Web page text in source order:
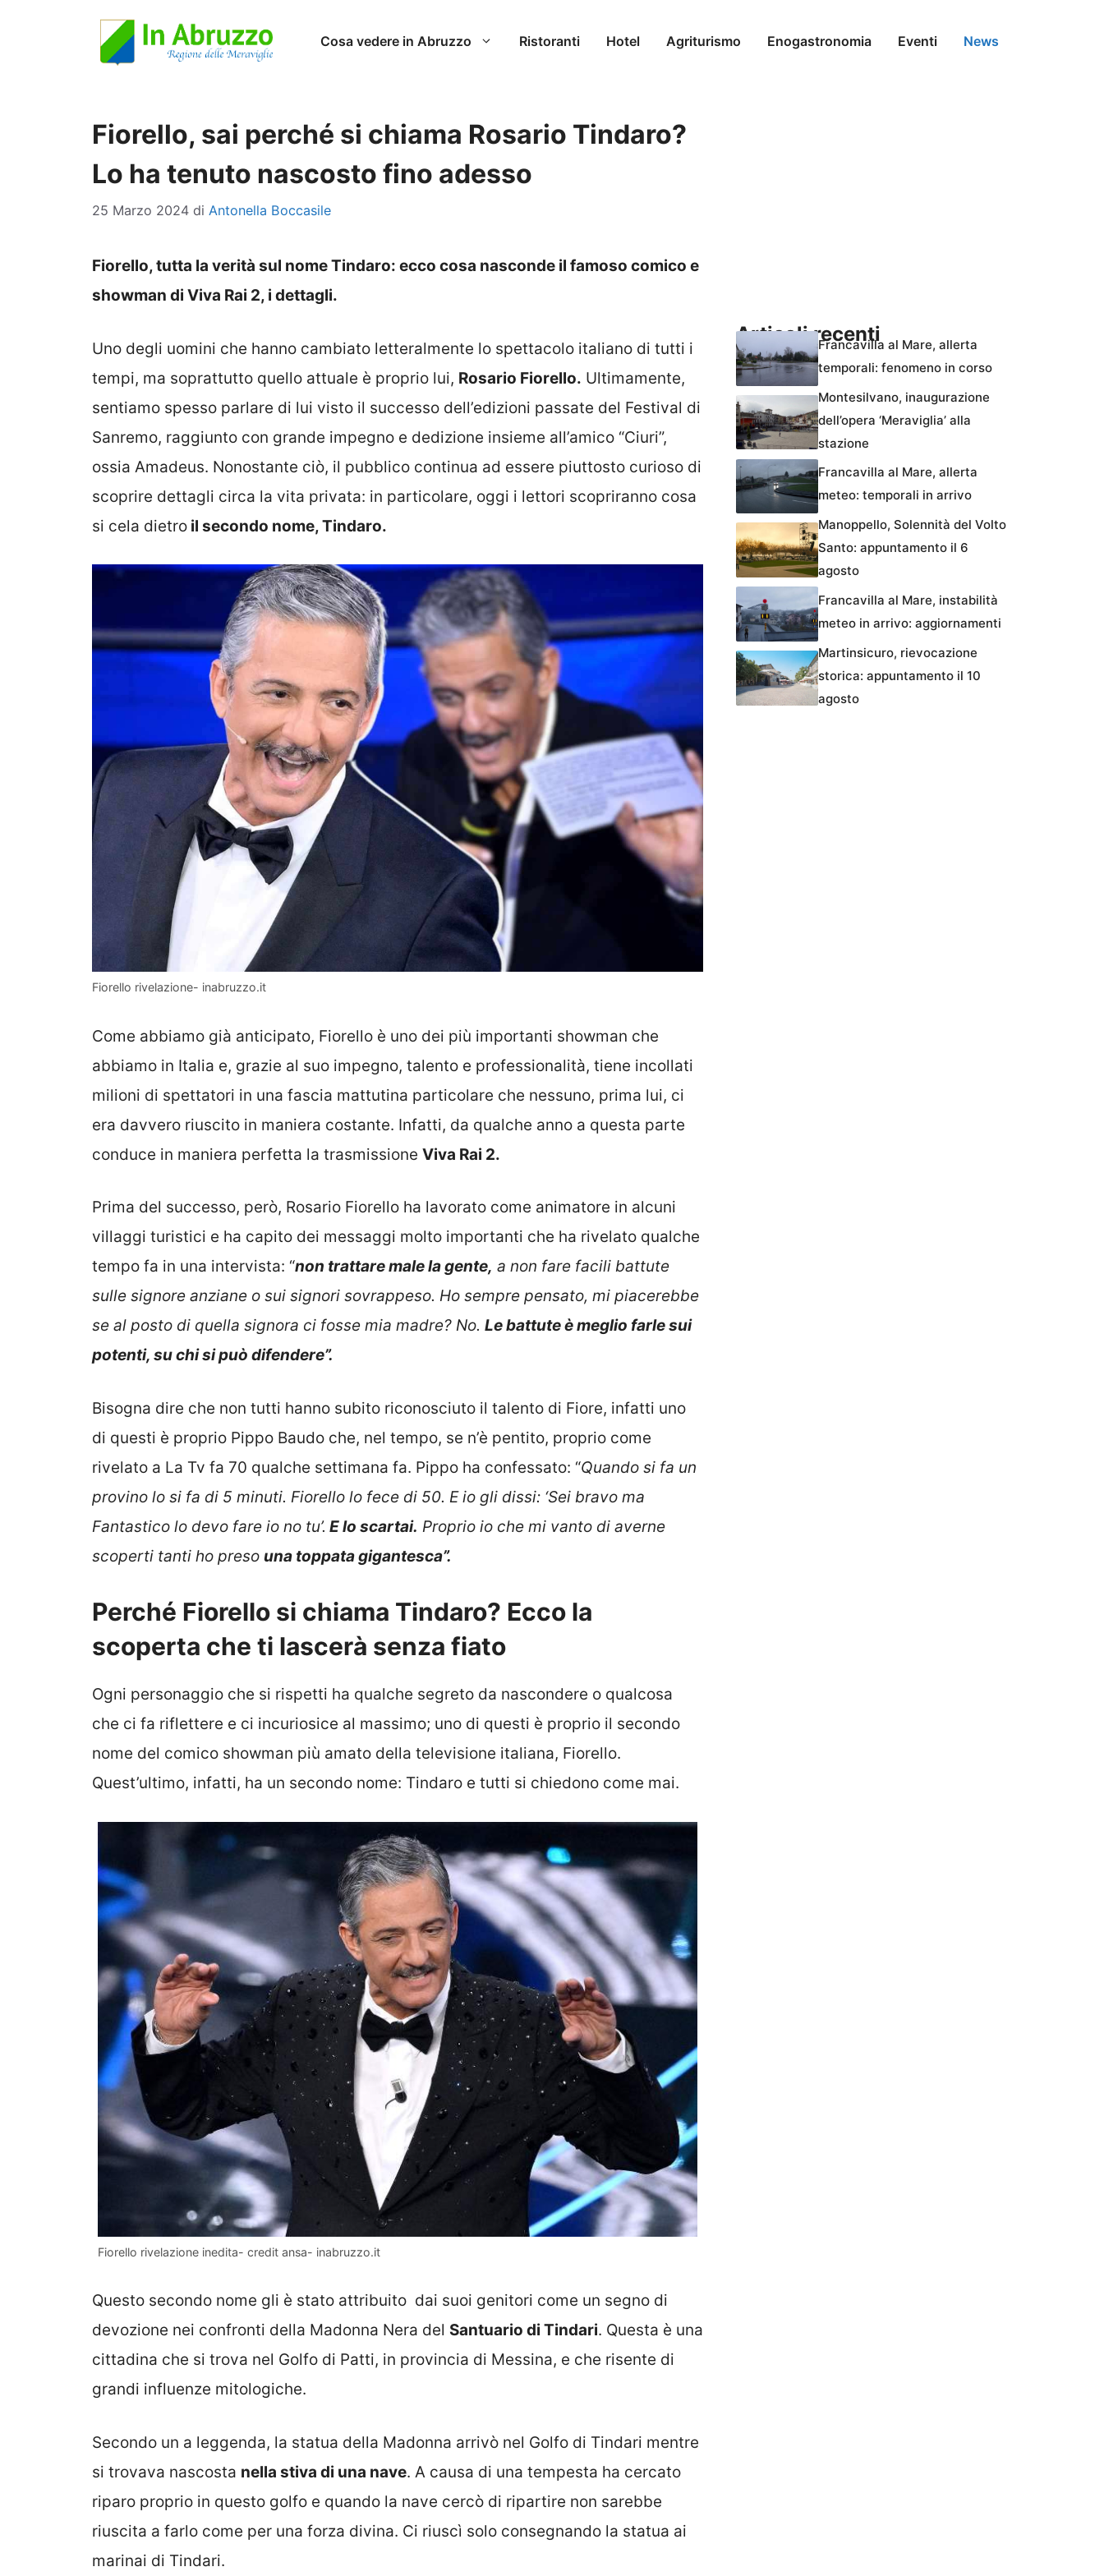
Cosa vedere in Abruzzo Ristoranti Hotel Agriturismo Enogastronomia Eventi News
Fiorello, sai perché si chiama Rosario Tindaro?
Lo ha tenuto nascosto fino adesso
25 Marzo 2024 di Antonella Boccasile
Fiorello, tutta la verità sul nome Tindaro: ecco cosa nasconde il famoso comico e
showman di Viva Rai 2, i dettagli.
Uno degli uomini che hanno cambiato letteralmente lo spettacolo italiano di tutti i
tempi, ma soprattutto quello attuale è proprio lui, Rosario Fiorello. Ultimamente,
sentiamo spesso parlare di lui visto il successo dell’edizioni passate del Festival di
Sanremo, raggiunto con grande impegno e dedizione insieme all’amico “Ciuri”,
ossia Amadeus. Nonostante ciò, il pubblico continua ad essere piuttosto curioso di
scoprire dettagli circa la vita privata: in particolare, oggi i lettori scopriranno cosa
si cela dietro il secondo nome, Tindaro.
Fiorello rivelazione- inabruzzo.it
Come abbiamo già anticipato, Fiorello è uno dei più importanti showman che
abbiamo in Italia e, grazie al suo impegno, talento e professionalità, tiene incollati
milioni di spettatori in una fascia mattutina particolare che nessuno, prima lui, ci
era davvero riuscito in maniera costante. Infatti, da qualche anno a questa parte
conduce in maniera perfetta la trasmissione Viva Rai 2.
Prima del successo, però, Rosario Fiorello ha lavorato come animatore in alcuni
villaggi turistici e ha capito dei messaggi molto importanti che ha rivelato qualche
tempo fa in una intervista: “non trattare male la gente, a non fare facili battute
sulle signore anziane o sui signori sovrappeso. Ho sempre pensato, mi piacerebbe
se al posto di quella signora ci fosse mia madre? No. Le battute è meglio farle sui
potenti, su chi si può difendere”.
Bisogna dire che non tutti hanno subito riconosciuto il talento di Fiore, infatti uno
di questi è proprio Pippo Baudo che, nel tempo, se n’è pentito, proprio come
rivelato a La Tv fa 70 qualche settimana fa. Pippo ha confessato: “Quando si fa un
provino lo si fa di 5 minuti. Fiorello lo fece di 50. E io gli dissi: ‘Sei bravo ma
Fantastico lo devo fare io no tu’. E lo scartai. Proprio io che mi vanto di averne
scoperti tanti ho preso una toppata gigantesca”.
Perché Fiorello si chiama Tindaro? Ecco la
scoperta che ti lascerà senza fiato
Ogni personaggio che si rispetti ha qualche segreto da nascondere o qualcosa
che ci fa riflettere e ci incuriosice al massimo; uno di questi è proprio il secondo
nome del comico showman più amato della televisione italiana, Fiorello.
Quest’ultimo, infatti, ha un secondo nome: Tindaro e tutti si chiedono come mai.
Fiorello rivelazione inedita- credit ansa- inabruzzo.it
Questo secondo nome gli è stato attribuito dai suoi genitori come un segno di
devozione nei confronti della Madonna Nera del Santuario di Tindari. Questa è una
cittadina che si trova nel Golfo di Patti, in provincia di Messina, e che risente di
grandi influenze mitologiche.
Secondo un a leggenda, la statua della Madonna arrivò nel Golfo di Tindari mentre
si trovava nascosta nella stiva di una nave. A causa di una tempesta ha cercato
riparo proprio in questo golfo e quando la nave cercò di ripartire non sarebbe
riuscita a farlo come per una forza divina. Ci riuscì solo consegnando la statua ai
marinai di Tindari.
Articoli recentiFrancavilla al Mare, allerta
temporali: fenomeno in corso
Montesilvano, inaugurazione
dell’opera ‘Meraviglia’ alla
stazione
Francavilla al Mare, allerta
meteo: temporali in arrivo
Manoppello, Solennità del Volto
Santo: appuntamento il 6
agosto
Francavilla al Mare, instabilità
meteo in arrivo: aggiornamenti
Martinsicuro, rievocazione
storica: appuntamento il 10
agosto